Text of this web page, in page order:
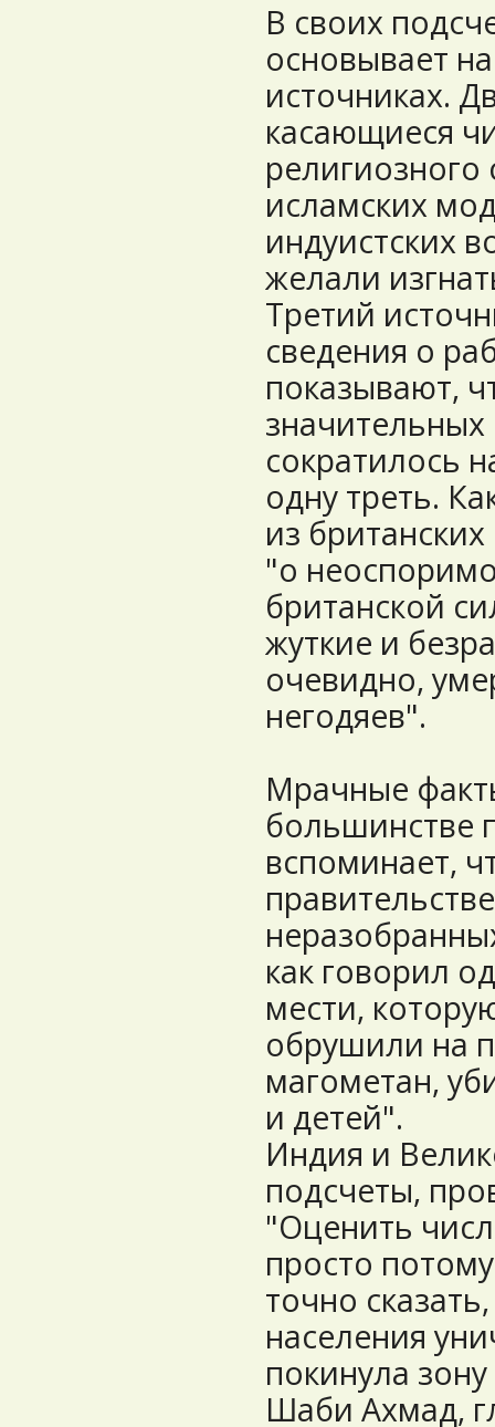
В своих
основывает
источниках.
касающиеся
религиозного
исламских
индуистских
желали
Третий
сведения о
показывают,
сократилось
одну треть.
из
"о
британской
жуткие и
очевидно,
негодяев".
Мрачные
большинстве
вспоминает,
как говорил
мести,
обрушили на
магометан,
и детей".
Индия и
подсчеты,
"Оценить
просто
точно
населения
покинула
Шаби Ахмад,